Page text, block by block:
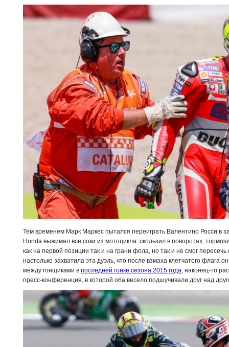
Тем временем Марк Маркес пытался переиграть Валентино Росси в
Honda выжимал все соки из мотоцикла: скользил в поворотах,
как на первой позиции так и на грани фола, но так и не смог
настолько захватила эта дуэль, что после взмаха клетчатого флага
между гонщиками в последней гонке сезона 2015 года , наконец-то
пресс-конференция, в которой оба весело подшучивали друг над